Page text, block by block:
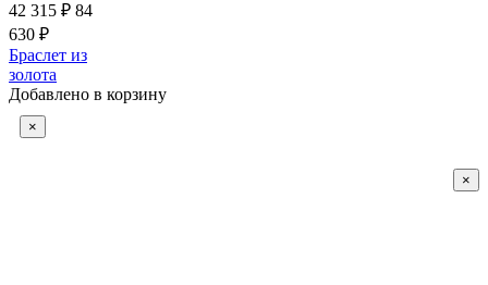
42 315 ₽ 84
630 ₽
Браслет из
золота
Добавлено в корзину
×
×